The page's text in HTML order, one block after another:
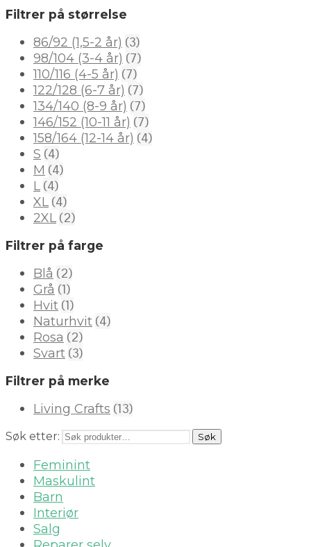
Filtrer på størrelse
86/92 (1,5-2 år) (3)
98/104 (3-4 år) (7)
110/116 (4-5 år) (7)
122/128 (6-7 år) (7)
134/140 (8-9 år) (7)
146/152 (10-11 år) (7)
158/164 (12-14 år) (4)
S (4)
M (4)
L (4)
XL (4)
2XL (2)
Filtrer på farge
Blå (2)
Grå (1)
Hvit (1)
Naturhvit (4)
Rosa (2)
Svart (3)
Filtrer på merke
Living Crafts (13)
Søk etter: Søk
Feminint
Maskulint
Barn
Interiør
Salg